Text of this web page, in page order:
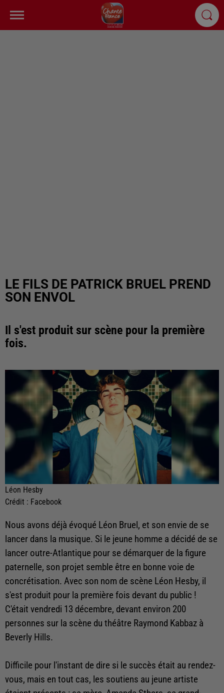
LE FILS DE PATRICK BRUEL PREND
SON ENVOL
Il s'est produit sur scène pour la première
fois.
Léon Hesby
Crédit : Facebook
Nous avons déjà évoqué Léon Bruel, et son envie de se
lancer dans la musique. Si le jeune homme a décidé de se
lancer outre-Atlantique pour se démarquer de la figure
paternelle, son projet semble être en bonne voie de
concrétisation. Avec son nom de scène Léon Hesby, il
s'est produit pour la première fois devant du public !
C'était vendredi 13 décembre, devant environ 200
personnes sur la scène du théâtre Raymond Kabbaz à
Beverly Hills.
Difficile pour l'instant de dire si le succès était au rendez-
vous, mais en tout cas, les soutiens au jeune artiste